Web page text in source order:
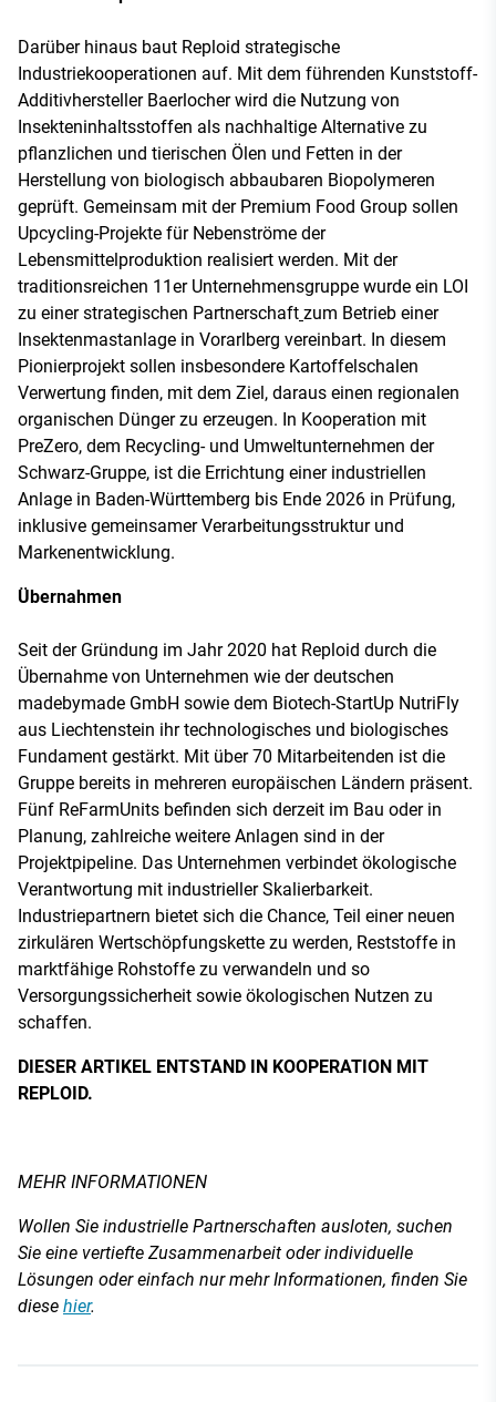
Darüber hinaus baut Reploid strategische
Industriekooperationen auf. Mit dem führenden Kunststoff-
Additivhersteller Baerlocher wird die Nutzung von
Insekteninhaltsstoffen als nachhaltige Alternative zu
pflanzlichen und tierischen Ölen und Fetten in der
Herstellung von biologisch abbaubaren Biopolymeren
geprüft. Gemeinsam mit der Premium Food Group sollen
Upcycling-Projekte für Nebenströme der
Lebensmittelproduktion realisiert werden. Mit der
traditionsreichen 11er Unternehmensgruppe wurde ein LOI
zu einer strategischen Partnerschaft zum Betrieb einer
Insektenmastanlage in Vorarlberg vereinbart. In diesem
Pionierprojekt sollen insbesondere Kartoffelschalen
Verwertung finden, mit dem Ziel, daraus einen regionalen
organischen Dünger zu erzeugen. In Kooperation mit
PreZero, dem Recycling- und Umweltunternehmen der
Schwarz-Gruppe, ist die Errichtung einer industriellen
Anlage in Baden-Württemberg bis Ende 2026 in Prüfung,
inklusive gemeinsamer Verarbeitungsstruktur und
Markenentwicklung.
Übernahmen
Seit der Gründung im Jahr 2020 hat Reploid durch die
Übernahme von Unternehmen wie der deutschen
madebymade GmbH sowie dem Biotech-StartUp NutriFly
aus Liechtenstein ihr technologisches und biologisches
Fundament gestärkt. Mit über 70 Mitarbeitenden ist die
Gruppe bereits in mehreren europäischen Ländern präsent.
Fünf ReFarmUnits befinden sich derzeit im Bau oder in
Planung, zahlreiche weitere Anlagen sind in der
Projektpipeline. Das Unternehmen verbindet ökologische
Verantwortung mit industrieller Skalierbarkeit.
Industriepartnern bietet sich die Chance, Teil einer neuen
zirkulären Wertschöpfungskette zu werden, Reststoffe in
marktfähige Rohstoffe zu verwandeln und so
Versorgungssicherheit sowie ökologischen Nutzen zu
schaffen.
DIESER ARTIKEL ENTSTAND IN KOOPERATION MIT
REPLOID.
MEHR INFORMATIONEN
Wollen Sie industrielle Partnerschaften ausloten, suchen
Sie eine vertiefte Zusammenarbeit oder individuelle
Lösungen oder einfach nur mehr Informationen, finden Sie
diese hier.